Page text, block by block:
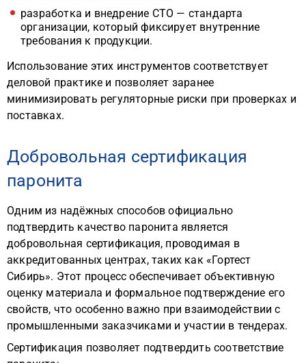
разработка и внедрение СТО — стандарта
организации, который фиксирует внутренние
требования к продукции.
Использование этих инструментов соответствует
деловой практике и позволяет заранее
минимизировать регуляторные риски при проверках и
поставках.
Добровольная сертификация
паронита
Одним из надёжных способов официально
подтвердить качество паронита является
добровольная сертификация, проводимая в
аккредитованных центрах, таких как «Гортест
Сибирь». Этот процесс обеспечивает объективную
оценку материала и формальное подтверждение его
свойств, что особенно важно при взаимодействии с
промышленными заказчиками и участии в тендерах.
Сертификация позволяет подтвердить соответствие